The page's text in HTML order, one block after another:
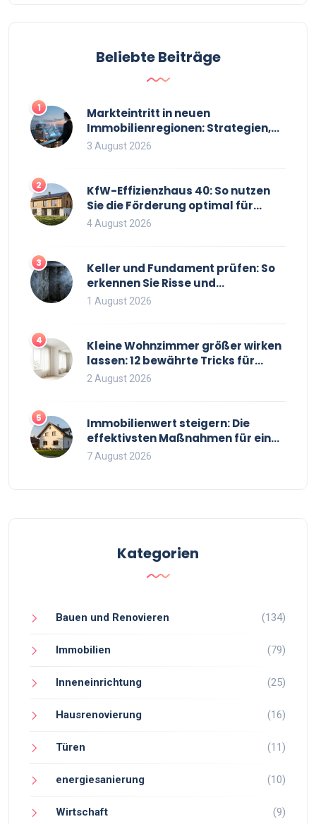
Erfahrungswissen für jede Wohnsituation. So
gelingt dein nächster Türtausch ohne böse
Beliebte Beiträge
1
Markteintritt in neuen
Immobilienregionen: Strategien,
Risiken und Checkliste
3 August 2026
2
KfW-Effizienzhaus 40: So nutzen
Sie die Förderung optimal für
Neubau und Sanierung
4 August 2026
3
Keller und Fundament prüfen: So
erkennen Sie Risse und
Feuchtigkeit bei
1 August 2026
4
Kleine Wohnzimmer größer wirken
lassen: 12 bewährte Tricks für
mehr Raumgefühl
2 August 2026
5
Immobilienwert steigern: Die
effektivsten Maßnahmen für einen
höheren Verkaufspreis
7 August 2026
Kategorien
Bauen und Renovieren (134)
Immobilien (79)
Inneneinrichtung (25)
Hausrenovierung (16)
Türen (11)
energiesanierung (10)
Wirtschaft (9)